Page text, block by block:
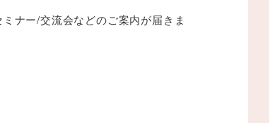
ナー/交流会などのご案内が届きま